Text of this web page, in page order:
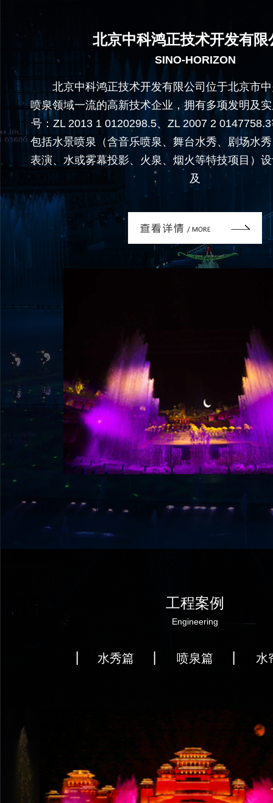
北京中科鸿正技术开发有限
SINO-HORIZON
北京中科鸿正技术开发有限公司位于北京市中
喷泉领域一流的高新技术企业，拥有多项发明及
号：ZL 2013 1 0120298.5、ZL 2007 2
包括水景喷泉（含音乐喷泉、舞台水秀、剧场水
表演、水或雾幕投影、火泉、烟火等特技项目）
及
工程案例
Engineering
水秀篇 喷泉篇 水